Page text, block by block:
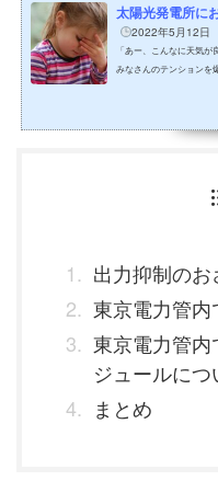
太陽光発電所に
2022年5月12日
「あー、こんなに天気
みなさんのテンションを
すよね！そんな時に「
出力抑制のお
東京電力管
東京電力管
ジュールにつ
まとめ